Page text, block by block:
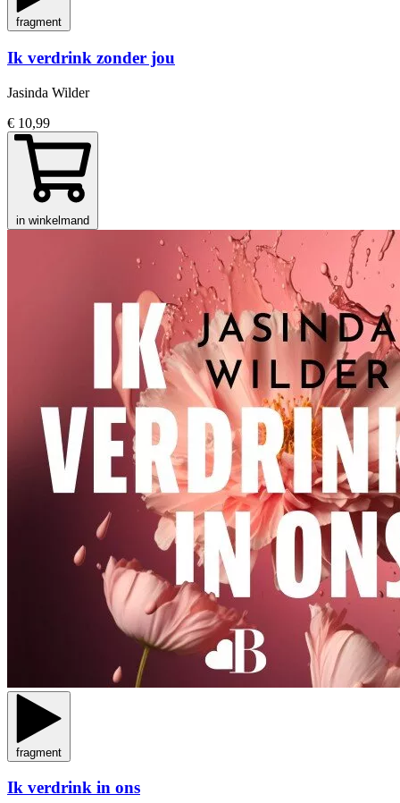
fragment
Ik verdrink zonder jou
Jasinda Wilder
€ 10,99
in winkelmand
fragment
Ik verdrink in ons